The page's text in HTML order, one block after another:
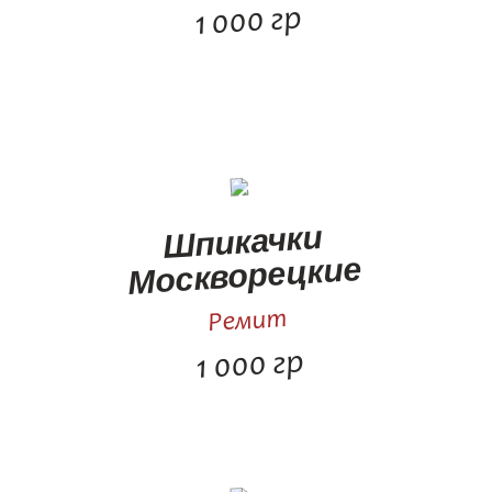
1 000 гр
Шпикачки
Москворецкие
Ремит
1 000 гр